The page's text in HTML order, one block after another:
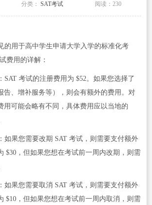
分类：SAT考试 阅读：230
的用于高中学生申请大学入学的标准化考
费用的详解：
SAT 考试的注册费用为 $52。如果您选择了
告、增补服务等），则会有额外的费用。对
用可能会略有不同，具体费用应以当地的
如果您需要改期 SAT 考试，则需要支付额外
$30，但如果您想在考试前一周内改期，则需
如果您需要取消 SAT 考试，则需要支付额外
$10，但如果您想在考试前一周内取消，则需